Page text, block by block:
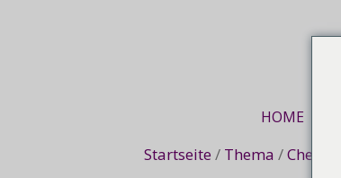
HOME
Startseite / Thema /Che